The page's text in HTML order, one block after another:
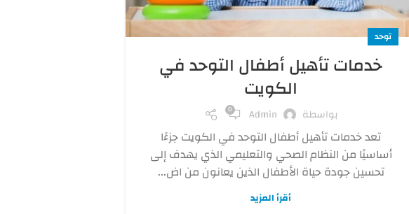
توحد
خدمات تأهيل أطفال التوحد في
الكويت
بواسطة Admin
0
تعد خدمات تأهيل أطفال التوحد في الكويت جزءًا
أساسيًا من النظام الصحي والتعليمي الذي يهدف إلى
تحسين جودة حياة الأطفال الذين يعانون من اض...
أقرأ المزيد